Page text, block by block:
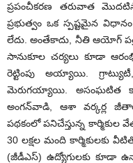
ప్రపంచీకరణ తరువాత
ప్రభుత్వం ఒక స్పష్టమైన
లేదు. అంతేకాదు, నీతి ఆయోగ్‌
సానుకూల చర్యలు కూడా
రెట్టింపు అయ్యాయి.
మెరుగయ్యాయి. అసంఘటిత
అంగన్‌వాడి, ఆశా వర్కర్ల
పథకంలో పనిచేస్తున్న
30 లక్షల మంది కార్మికులకు
(జీడీఎస్‌) ఉద్యోగులకు కూడా